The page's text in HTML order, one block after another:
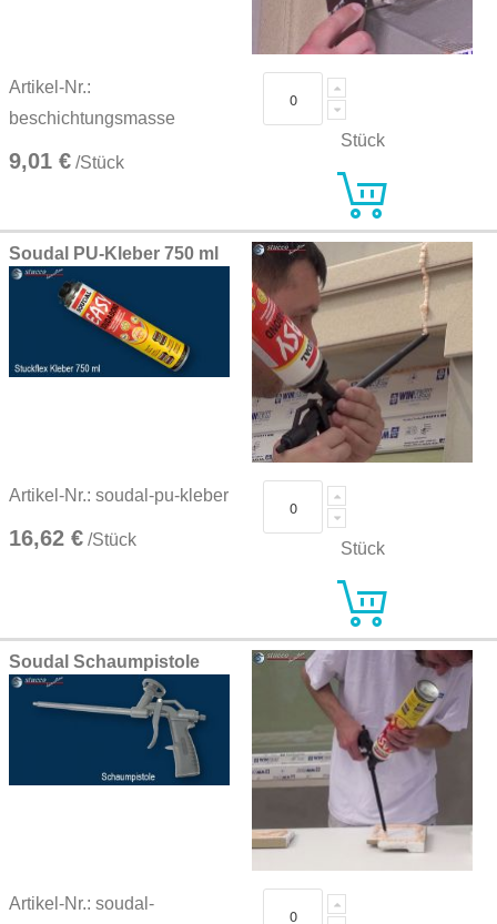
Artikel-Nr.:
beschichtungsmasse
9,01 € /Stück
Stück
Soudal PU-Kleber 750 ml
Artikel-Nr.: soudal-pu-kleber
16,62 € /Stück Stück
Soudal Schaumpistole
Artikel-Nr.: soudal-